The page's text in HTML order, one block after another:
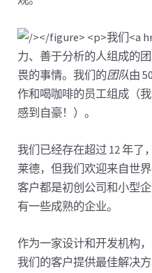
力、善于分析的人组成的
畏的事情。我们的团队由
作和喝咖啡的员工组成（
感到自豪！）。
我们已经存在超过 12 年了
莱德，但我们欢迎来自世
客户都是初创公司和小型
有一些成熟的企业。
作为一家设计和开发机构
我们的客户提供最佳解决